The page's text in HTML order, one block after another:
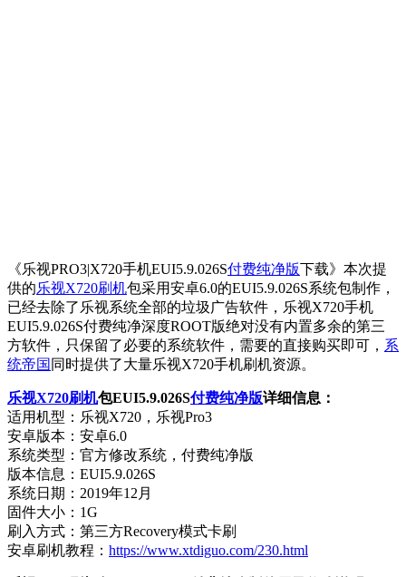
《乐视PRO3|X720手机EUI5.9.026S付费纯净版下载》本次提
供的乐视X720刷机包采用安卓6.0的EUI5.9.026S系统包制作，
已经去除了乐视系统全部的垃圾广告软件，乐视X720手机
EUI5.9.026S付费纯净深度ROOT版绝对没有内置多余的第三
方软件，只保留了必要的系统软件，需要的直接购买即可， 系
统帝国 同时提供了大量乐视X720手机刷机资源。
乐视X720刷机包EUI5.9.026S付费纯净版详细信息：
适用机型：乐视X720，乐视Pro3
安卓版本：安卓6.0
系统类型：官方修改系统，付费纯净版
版本信息：EUI5.9.026S
系统日期：2019年12月
固件大小：1G
刷入方式：第三方Recovery模式卡刷
安卓刷机教程： https://www.xtdiguo.com/230.html